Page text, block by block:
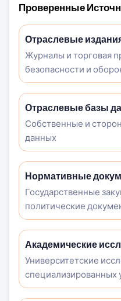
Проверенные
Отраслевые
Журналы и торговая
безопасности и
Отраслевые базы
Собственные и
данных
Нормативные
Государственные
политические
Академические
Университетские
специализированных